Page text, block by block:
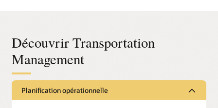
Découvrir Transportation
Management
Planification opérationnelle